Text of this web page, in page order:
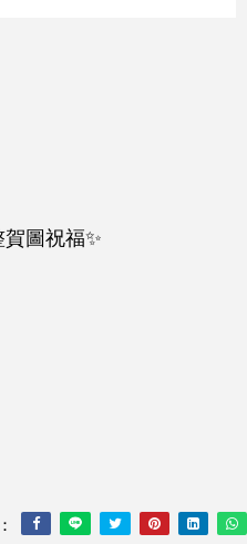
圖祝福✨